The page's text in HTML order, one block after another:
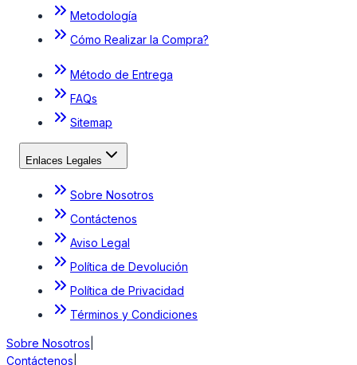
Metodología
Cómo Realizar la Compra?
Método de Entrega
FAQs
Sitemap
Enlaces Legales
Sobre Nosotros
Contáctenos
Aviso Legal
Política de Devolución
Política de Privacidad
Términos y Condiciones
Sobre Nosotros
Contáctenos